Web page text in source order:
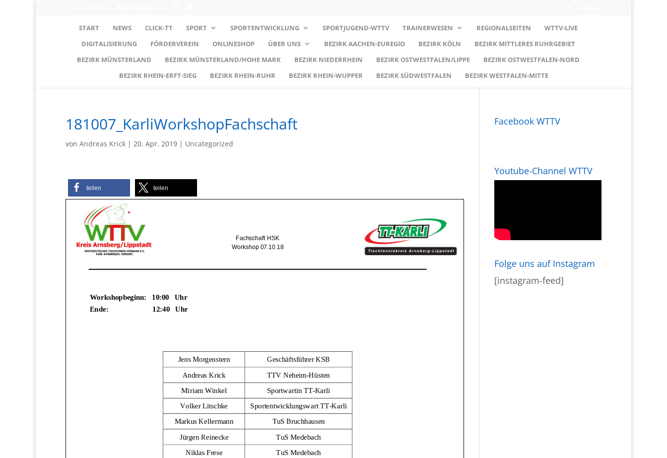
START NEWS CLICK-TT SPORT SPORTENTWICKLUNG SPORTJUGEND-WTTV TRAINERWESEN REGIONALSEITEN
WTTV-LIVE
DIGITALISIERUNG
FÖRDERVEREIN ONLINESHOP ÜBER UNS BEZIRK AACHEN-EUREGIO BEZIRK KÖLN
BEZIRK MITTLERES RUHRGEBIET
BEZIRK MÜNSTERLAND
BEZIRK MÜNSTERLAND/HOHE MARK BEZIRK NIEDERRHEIN BEZIRK OSTWESTFALEN/LIPPE
BEZIRK OSTWESTFALEN-NORD
BEZIRK RHEIN-ERFT-SIEG
BEZIRK RHEIN-RUHR BEZIRK RHEIN-WUPPER BEZIRK SÜDWESTFALEN BEZIRK WESTFALEN-MITTE
181007_KarliWorkshopFachschaft
von Andreas Krick | 20. Apr. 2019 | Uncategorized
teilen teilen
Facebook WTTV
Youtube-Channel WTTV
Folge uns auf Instagram
[instagram-feed]